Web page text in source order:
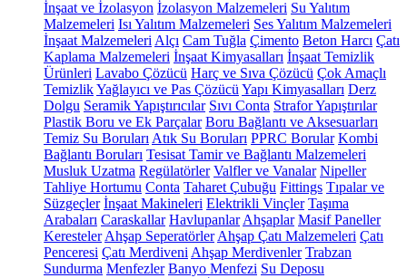
İnşaat ve İzolasyon İzolasyon Malzemeleri Su Yalıtım
Malzemeleri Isı Yalıtım Malzemeleri Ses Yalıtım Malzemeleri
İnşaat Malzemeleri Alçı Cam Tuğla Çimento Beton Harcı Çatı
Kaplama Malzemeleri İnşaat Kimyasalları İnşaat Temizlik
Ürünleri Lavabo Çözücü Harç ve Sıva Çözücü Çok Amaçlı
TemizlikYağlayıcı ve Pas Çözücü Yapı Kimyasalları Derz
Dolgu Seramik Yapıştırıcılar Sıvı Conta Strafor Yapıştırılar
Plastik Boru ve Ek Parçalar Boru Bağlantı ve Aksesuarları
Temiz Su Boruları Atık Su Boruları PPRC Borular Kombi
Bağlantı Boruları Tesisat Tamir ve Bağlantı Malzemeleri
Musluk Uzatma Regülatörler Valfler ve Vanalar Nipeller
Tahliye Hortumu Conta Taharet Çubuğu Fittings Tıpalar ve
Süzgeçler İnşaat Makineleri Elektrikli Vinçler Taşıma
Arabaları Caraskallar Havlupanlar Ahşaplar Masif Paneller
Keresteler Ahşap Seperatörler Ahşap Çatı Malzemeleri Çatı
Penceresi Çatı Merdiveni Ahşap Merdivenler Trabzan
Sundurma Menfezler Banyo Menfezi Su Deposu